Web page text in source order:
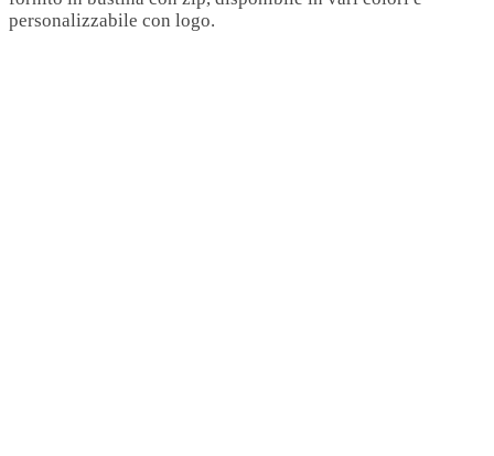
personalizzabile con logo.